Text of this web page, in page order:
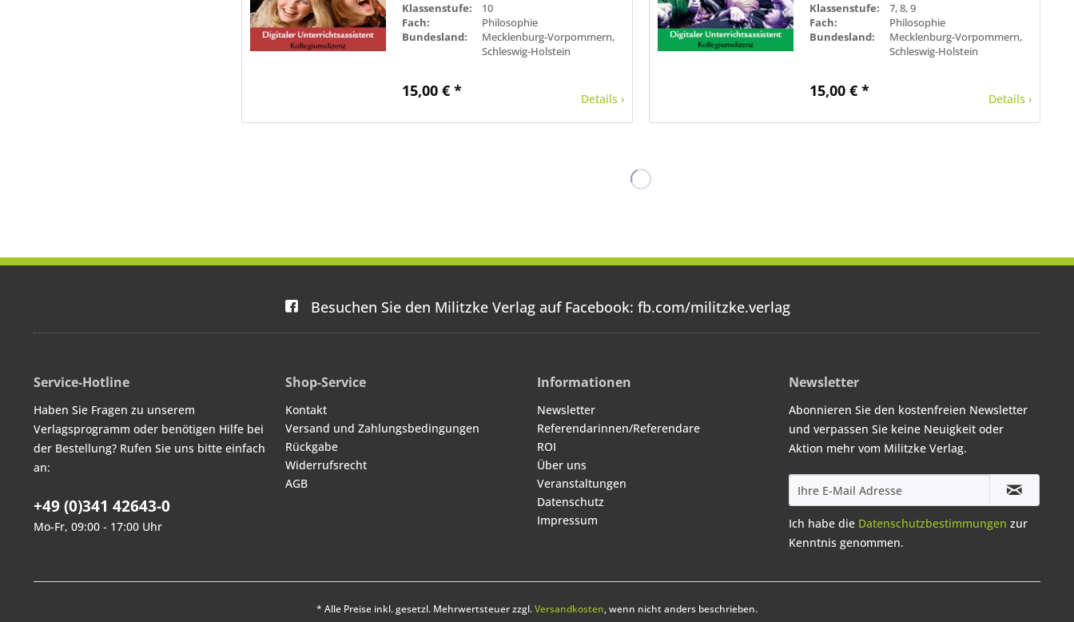
Klassenstufe:
10
Fach:
Philosophie
Bundesland:
Mecklenburg-Vorpommern,
Schleswig-Holstein
15,00 € * Details ›
Klassenstufe:
7, 8, 9
Fach:
Philosophie
Bundesland:
Mecklenburg-Vorpommern,
Schleswig-Holstein
15,00 € * Details ›
Besuchen Sie den Militzke Verlag auf Facebook: fb.com/militzke.verlag
Service-Hotline
Haben Sie Fragen zu unserem
Verlagsprogramm oder benötigen Hilfe bei
der Bestellung? Rufen Sie uns bitte einfach
an:
+49 (0)341 42643-0
Mo-Fr, 09:00 - 17:00 Uhr
Shop-Service
Kontakt
Versand und Zahlungsbedingungen
Rückgabe
Widerrufsrecht
AGB
Informationen
Newsletter
Referendarinnen/Referendare
ROI
Über uns
Veranstaltungen
Datenschutz
Impressum
Newsletter
Abonnieren Sie den kostenfreien Newsletter
und verpassen Sie keine Neuigkeit oder
Aktion mehr vom Militzke Verlag.
Ich habe die Datenschutzbestimmungen zur
Kenntnis genommen.
* Alle Preise inkl. gesetzl. Mehrwertsteuer zzgl.Versandkosten, wenn nicht anders beschrieben.